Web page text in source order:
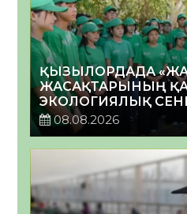
ҚЫЗЫЛОРДАДА
ЖАСАҚТАРЫНЫҢ
ЭКОЛОГИЯЛЫҚ
08.08.2026